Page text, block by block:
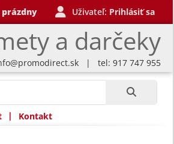
a darčeky
Uživateľ: Prihlásiť sa
| tel: 917 747 955
| Kontakt